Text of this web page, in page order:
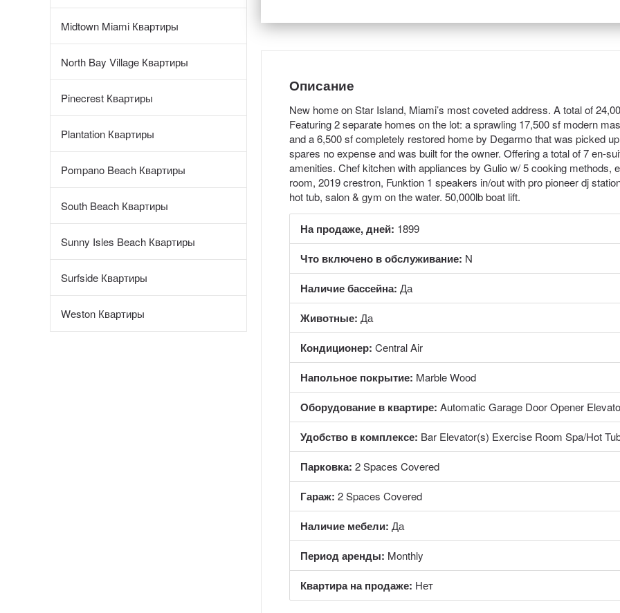
Midtown Miami Квартиры
North Bay Village Квартиры
Pinecrest Квартиры
Plantation Квартиры
Pompano Beach Квартиры
South Beach Квартиры
Sunny Isles Beach Квартиры
Surfside Квартиры
Weston Квартиры
Описание
New home on Star Island, Miami’s most coveted address. A total of
Featuring 2 separate homes on the lot: a sprawling 17,500 sf modern
and a 6,500 sf completely restored home by Degarmo that was picked
spares no expense and was built for the owner. Offering a total of 7 en-
amenities. Chef kitchen with appliances by Gulio w/ 5 cooking methods,
room, 2019 crestron, Funktion 1 speakers in/out with pro pioneer dj
hot tub, salon & gym on the water. 50,000lb boat lift.
На продаже, дней: 1899
Что включено в обслуживание: N
Наличие бассейна: Да
Животные: Да
Кондиционер: Central Air
Напольное покрытие: Marble Wood
Оборудование в квартире: Automatic Garage Door Opener
Удобство в комплексе: Bar Elevator(s) Exercise Room Spa/Hot
Парковка: 2 Spaces Covered
Гараж: 2 Spaces Covered
Наличие мебели: Да
Период аренды: Monthly
Квартира на продаже: Нет